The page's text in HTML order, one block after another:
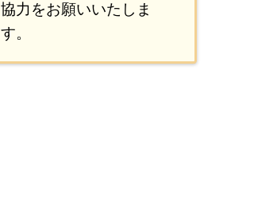
協力をお願いいたしま
す。